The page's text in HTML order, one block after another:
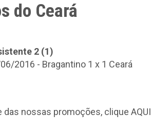
do Ceará
2 (1)
2016 - Bragantino 1 x 1 Ceará
das nossas promoções, clique AQUI